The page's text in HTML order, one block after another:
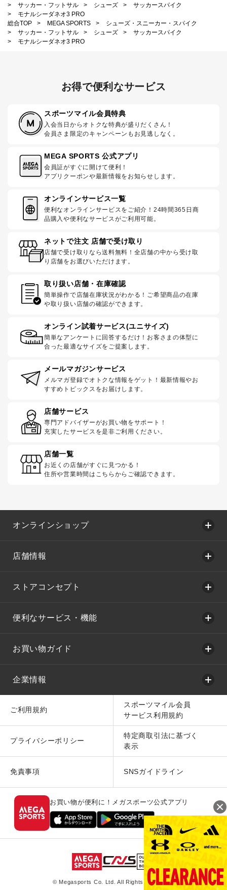
>
サッカー・フットサル > シューズ >
サッカースパイク
>
モナルシーダネオ3 PRO
総合TOP
> MEGA SPORTS >
シューズ・スニーカー・スパイク
>
サッカー・フットサル > シューズ >
サッカースパイク
>
モナルシーダネオ3 PRO
お得で便利なサービス
スポーツマイル会員特典
入会当日からオトクな特典が盛りだくさん！
会員さま限定のキャンペーンもお見逃しなく。
MEGA SPORTS 公式アプリ
会員証がすぐに開けて便利！
アプリクーポンや最新情報をお知らせします。
オンラインサービス一覧
便利なオンラインサービスをご紹介！24時間365日商
品購入や便利なサービスがご利用可能。
ネットで注文 店舗で受け取り
店舗で受け取りなら送料無料！全店舗の中から受け取
り店舗をお選びいただけます。
取り扱い店舗・在庫確認
簡単操作で店舗在庫状況がわかる！ご希望商品の在庫
や取り扱い店舗の確認ができます。
オンライン試着サービス(ユニサイズ)
簡単なアンケートに回答するだけ！お客さまの体型に
合った最適なサイズをご提案します。
メールマガジンサービス
メルマガ登録でオトクな情報をゲット！最新情報やお
すすめトピックスをお届けします。
店舗サービス
専門アドバイザーがお買い物をサポート！
充実したサービスを是非ご利用ください。
店舗一覧
お近くの店舗がすぐに見つかる！
住所や営業時間はこちらからご確認できます。
オンラインショップ
店舗情報
ストアコンセプト
便利なサービス・機能
お買い物ガイド
企業情報
ご利用規約
スポーツマイル会員
サービス利用規約
プライバシーポリシー
特定商取引法に基づく
表示
免責事項 SNSガイドライン
お買い物が便利に！メガスポーツ公式アプリ
© Megasports Co. Ltd. All Rights Reserved.